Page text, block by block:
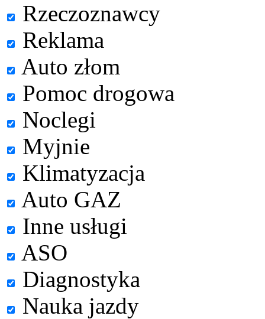
Rzeczoznawcy
Reklama
Auto złom
Pomoc drogowa
Noclegi
Myjnie
Klimatyzacja
Auto GAZ
Inne usługi
ASO
Diagnostyka
Nauka jazdy